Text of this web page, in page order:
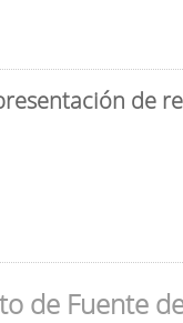
de
de Fuente